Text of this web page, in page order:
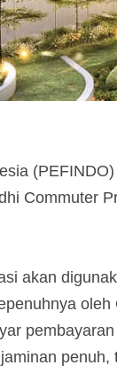
Commuter
akan